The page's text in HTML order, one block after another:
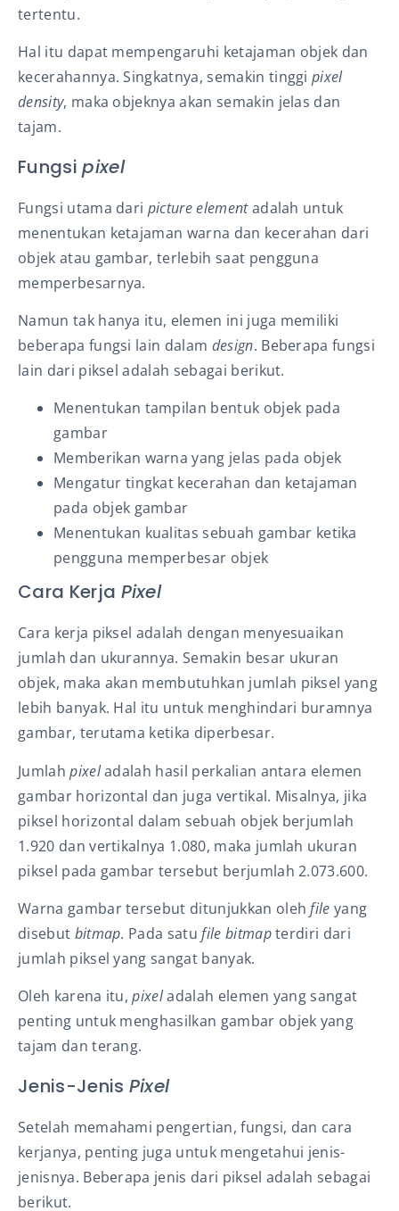
tertentu.
Hal itu dapat mempengaruhi ketajaman objek dan
kecerahannya. Singkatnya, semakin tinggipixel
density, maka objeknya akan semakin jelas dan
tajam.
Fungsipixel
Fungsi utama dari picture elementadalah untuk
menentukan ketajaman warna dan kecerahan dari
objek atau gambar, terlebih saat pengguna
memperbesarnya.
Namun tak hanya itu, elemen ini juga memiliki
beberapa fungsi lain dalam design. Beberapa fungsi
lain dari piksel adalah sebagai berikut.
Menentukan tampilan bentuk objek pada
gambar
Memberikan warna yang jelas pada objek
Mengatur tingkat kecerahan dan ketajaman
pada objek gambar
Menentukan kualitas sebuah gambar ketika
pengguna memperbesar objek
Cara Kerja Pixel
Cara kerja piksel adalah dengan menyesuaikan
jumlah dan ukurannya. Semakin besar ukuran
objek, maka akan membutuhkan jumlah piksel yang
lebih banyak. Hal itu untuk menghindari buramnya
gambar, terutama ketika diperbesar.
Jumlahpixeladalah hasil perkalian antara elemen
gambar horizontal dan juga vertikal. Misalnya, jika
piksel horizontal dalam sebuah objek berjumlah
1.920 dan vertikalnya 1.080, maka jumlah ukuran
piksel pada gambar tersebut berjumlah 2.073.600.
Warna gambar tersebut ditunjukkan olehfileyang
disebut bitmap. Pada satufile bitmapterdiri dari
jumlah piksel yang sangat banyak.
Oleh karena itu,pixeladalah elemen yang sangat
penting untuk menghasilkan gambar objek yang
tajam dan terang.
Jenis-Jenis Pixel
Setelah memahami pengertian, fungsi, dan cara
kerjanya, penting juga untuk mengetahui jenis-
jenisnya. Beberapa jenis dari piksel adalah sebagai
berikut.